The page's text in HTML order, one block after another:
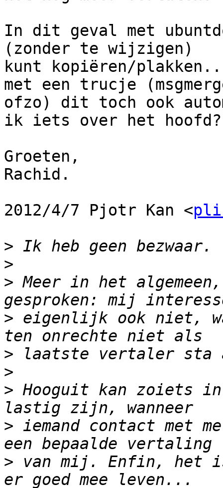
In dit geval met
(zonder te wijzigen)
kunt kopiëren/
met een trucje
ofzo) dit toch ook
ik iets over het hoofd?
Groeten,
Rachid.
2012/4/7 Pjotr Kan <
>
>
> Meer in het
> eigenlijk ook niet,
>
>
> Hooguit kan zoiets
> iemand contact met
> van mij. Enfin, het